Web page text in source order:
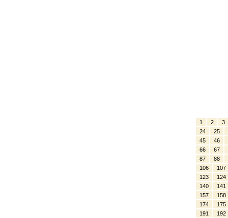
1 2
3
24
25
45
46
66
67
87
88
106
107
123
124
140
141
157
158
174
175
191
192